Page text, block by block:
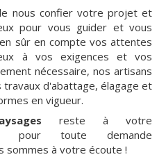
nous confier votre projet et
pour vous guider et vous
sûr en compte vos attentes
à vos exigences et vos
nécessaire, nos artisans
d'abattage, élagage et
en vigueur.
reste à votre
pour toute demande
sommes à votre écoute !